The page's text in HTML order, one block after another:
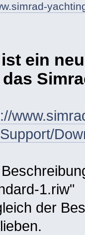
ein
1.riw"
der